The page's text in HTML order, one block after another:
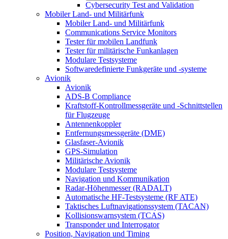
Cybersecurity Test and Validation
Mobiler Land- und Militärfunk
Mobiler Land- und Militärfunk
Communications Service Monitors
Tester für mobilen Landfunk
Tester für militärische Funkanlagen
Modulare Testsysteme
Softwaredefinierte Funkgeräte und -systeme
Avionik
Avionik
ADS-B Compliance
Kraftstoff-Kontrollmessgeräte und -Schnittstellen
für Flugzeuge
Antennenkoppler
Entfernungsmessgeräte (DME)
Glasfaser-Avionik
GPS-Simulation
Militärische Avionik
Modulare Testsysteme
Navigation und Kommunikation
Radar-Höhenmesser (RADALT)
Automatische HF-Testsysteme (RF ATE)
Taktisches Luftnavigationssystem (TACAN)
Kollisionswarnsystem (TCAS)
Transponder und Interrogator
Position, Navigation und Timing